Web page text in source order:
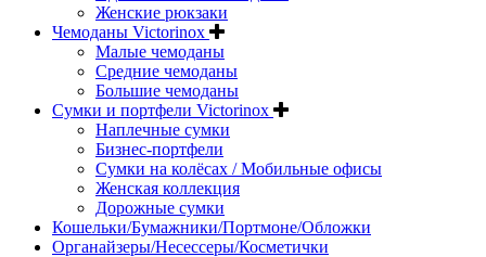
Женские рюкзаки
Чемоданы Victorinox
Малые чемоданы
Средние чемоданы
Большие чемоданы
Сумки и портфели Victorinox
Наплечные сумки
Бизнес-портфели
Сумки на колёсах / Мобильные офисы
Женская коллекция
Дорожные сумки
Кошельки/Бумажники/Портмоне/Обложки
Органайзеры/Несессеры/Косметички